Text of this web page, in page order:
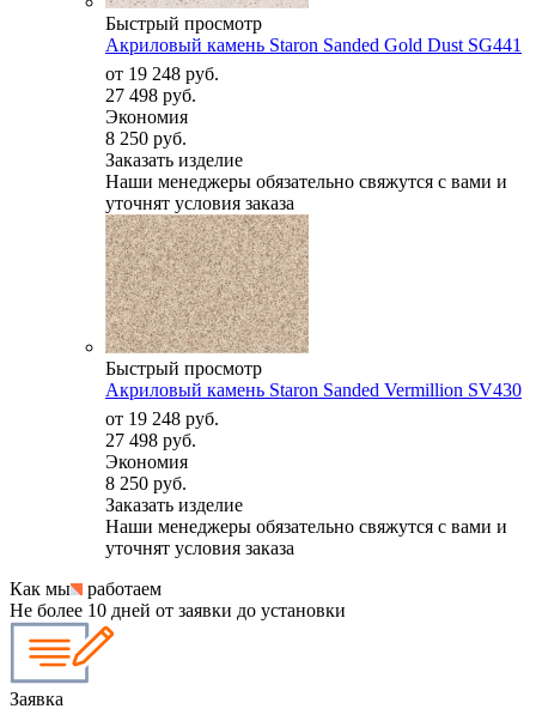
Быстрый просмотр
Акриловый камень Staron Sanded Gold Dust SG441
от 19 248 руб.
27 498 руб.
Экономия
8 250 руб.
Заказать изделие
Наши менеджеры обязательно свяжутся с вами и
уточнят условия заказа
Быстрый просмотр
Акриловый камень Staron Sanded Vermillion SV430
от 19 248 руб.
27 498 руб.
Экономия
8 250 руб.
Заказать изделие
Наши менеджеры обязательно свяжутся с вами и
уточнят условия заказа
Как мы
работаем
Не более 10 дней от заявки до установки
Заявка